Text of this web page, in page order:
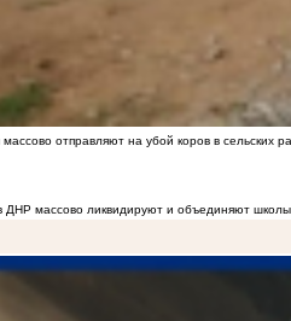
отправляют на убой коров в сельских
ДНР массово ликвидируют и объединяют